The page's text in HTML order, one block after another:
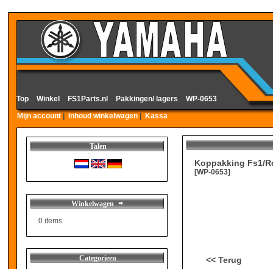
Top Winkel FS1Parts.nl Pakkingen/ lagers
WP-0653
Mijn account
Inhoud winkelwagen Kassa
Talen
Winkelwagen
0 items
Categorieen
Koppakking Fs1/
[WP-0653]
<< Terug